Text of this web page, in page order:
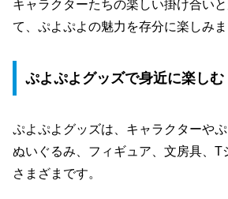
キャラクターたちの楽しい掛け合い
て、ぷよぷよの魅力を存分に楽しみま
ぷよぷよグッズで身近に楽しむ
ぷよぷよグッズは、キャラクターや
ぬいぐるみ、フィギュア、文房具、T
さまざまです。